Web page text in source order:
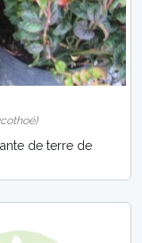
de terre de